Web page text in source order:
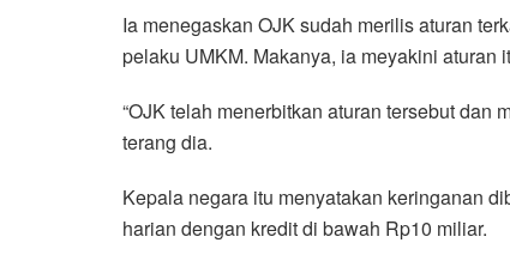
Ia menegaskan OJK sudah merilis aturan
pelaku UMKM. Makanya, ia meyakini aturan
“OJK telah menerbitkan aturan tersebut dan
terang dia.
Kepala negara itu menyatakan keringanan
harian dengan kredit di bawah Rp10 miliar.